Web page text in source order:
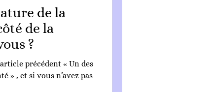
de la
de la
?
précédent « Un des
» , et si vous n’avez pas